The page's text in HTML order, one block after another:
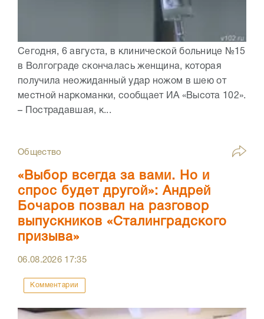
Сегодня, 6 августа, в клинической больнице №15
в Волгограде скончалась женщина, которая
получила неожиданный удар ножом в шею от
местной наркоманки, сообщает ИА «Высота 102».
– Пострадавшая, к...
Общество
«Выбор всегда за вами. Но и
спрос будет другой»: Андрей
Бочаров позвал на разговор
выпускников «Сталинградского
призыва»
06.08.2026 17:35
Комментарии